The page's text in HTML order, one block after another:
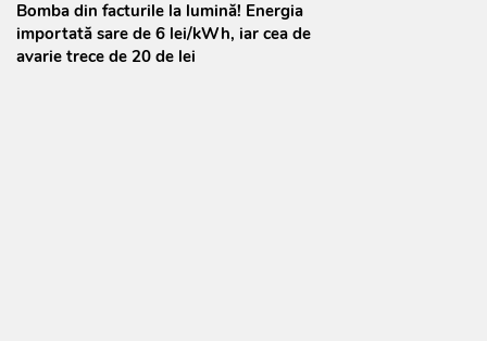
Bomba din facturile la lumină! Energia
importată sare de 6 lei/kWh, iar cea de
avarie trece de 20 de lei